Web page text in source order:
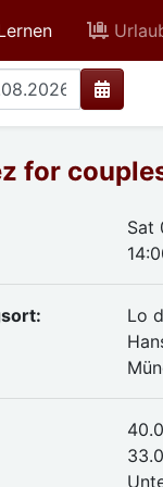
active
for
Sat
Lo